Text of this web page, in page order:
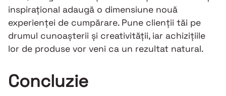
inspirațional adaugă o dimensiune nouă
experienței de cumpărare. Pune clienții tăi pe
drumul cunoașterii și creativității, iar achizițiile
lor de produse vor veni ca un rezultat natural.
Concluzie